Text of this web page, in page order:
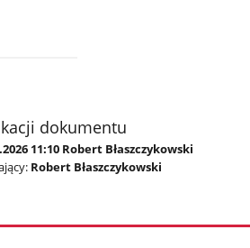
dokumentu
11:10 Robert Błaszczykowski
Robert Błaszczykowski